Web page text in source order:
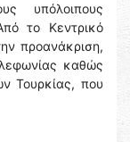
υπόλοιπους
το Κεντρικό
προανάκριση,
καθώς
Τουρκίας, που